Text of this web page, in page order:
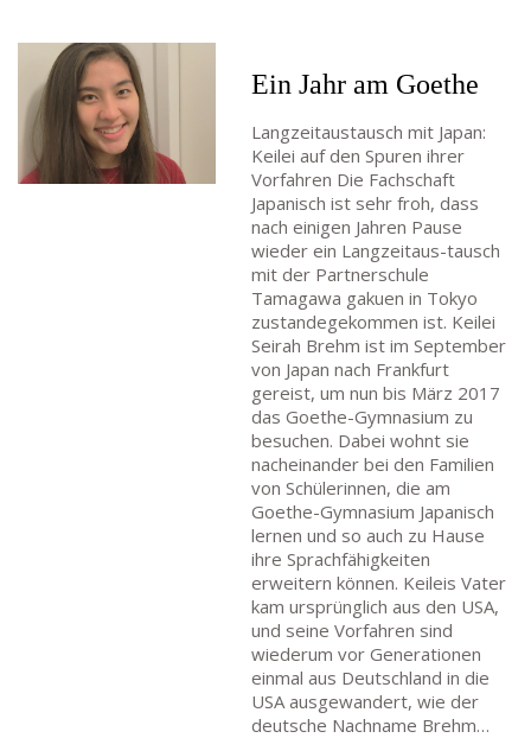
Ein Jahr am Goethe
Langzeitaustausch mit Japan:
Keilei auf den Spuren ihrer
Vorfahren Die Fachschaft
Japanisch ist sehr froh, dass
nach einigen Jahren Pause
wieder ein Langzeitaus-tausch
mit der Partnerschule
Tamagawa gakuen in Tokyo
zustandegekommen ist. Keilei
Seirah Brehm ist im September
von Japan nach Frankfurt
gereist, um nun bis März 2017
das Goethe-Gymnasium zu
besuchen. Dabei wohnt sie
nacheinander bei den Familien
von Schülerinnen, die am
Goethe-Gymnasium Japanisch
lernen und so auch zu Hause
ihre Sprachfähigkeiten
erweitern können. Keileis Vater
kam ursprünglich aus den USA,
und seine Vorfahren sind
wiederum vor Generationen
einmal aus Deutschland in die
USA ausgewandert, wie der
deutsche Nachname Brehm…